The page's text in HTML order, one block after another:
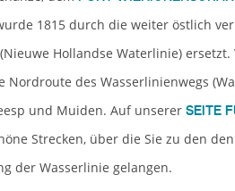
1815 durch die weiter östlich
(Nieuwe Hollandse Waterlinie) ersetzt.
Nordroute des Wasserlinienwegs
und Muiden. Auf unserer Seite
Strecken, über die Sie zu den
der Wasserlinie gelangen.